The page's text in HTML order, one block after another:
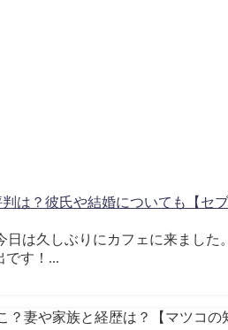
は？彼氏や結婚についても【セブ
日は久しぶりにカフェに来まし
です！...